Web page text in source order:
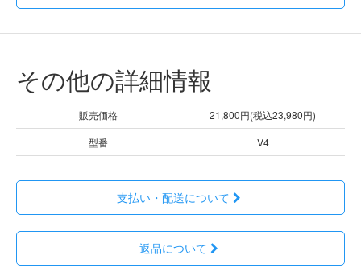
その他の詳細情報
販売価格
21,800円(税込23,980円)
型番
V4
支払い・配送について
返品について